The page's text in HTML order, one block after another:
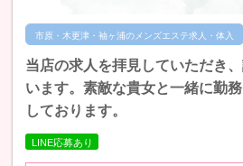
市原・木更津・袖ヶ浦のメンズエステ求人・体入
当店の求人を拝見していただき
います。素敵な貴女と一緒に勤
しております。
LINE応募あり